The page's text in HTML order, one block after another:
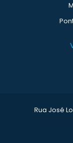
Rua José